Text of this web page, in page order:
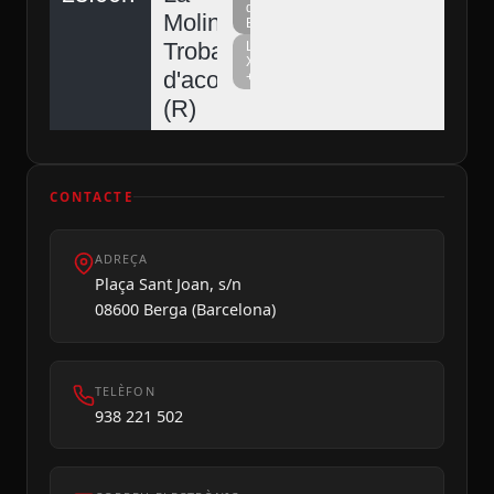
Diumenge 09
Molina,
Trobada
d'acordionistes
(R)
del
Berguedà
La
Xarxa
+
CONTACTE
ADREÇA
Plaça Sant Joan, s/n
08600 Berga (Barcelona)
TELÈFON
938 221 502